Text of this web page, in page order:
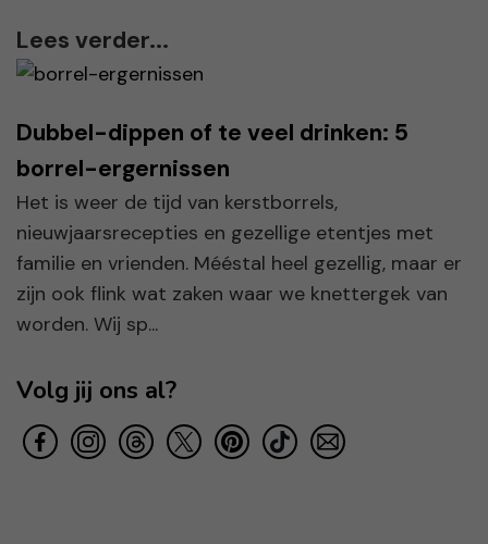
Lees verder...
Dubbel-dippen of te veel drinken: 5
borrel-ergernissen
Het is weer de tijd van kerstborrels,
nieuwjaarsrecepties en gezellige etentjes met
familie en vrienden. Mééstal heel gezellig, maar er
zijn ook flink wat zaken waar we knettergek van
worden. Wij sp...
Volg jij ons al?